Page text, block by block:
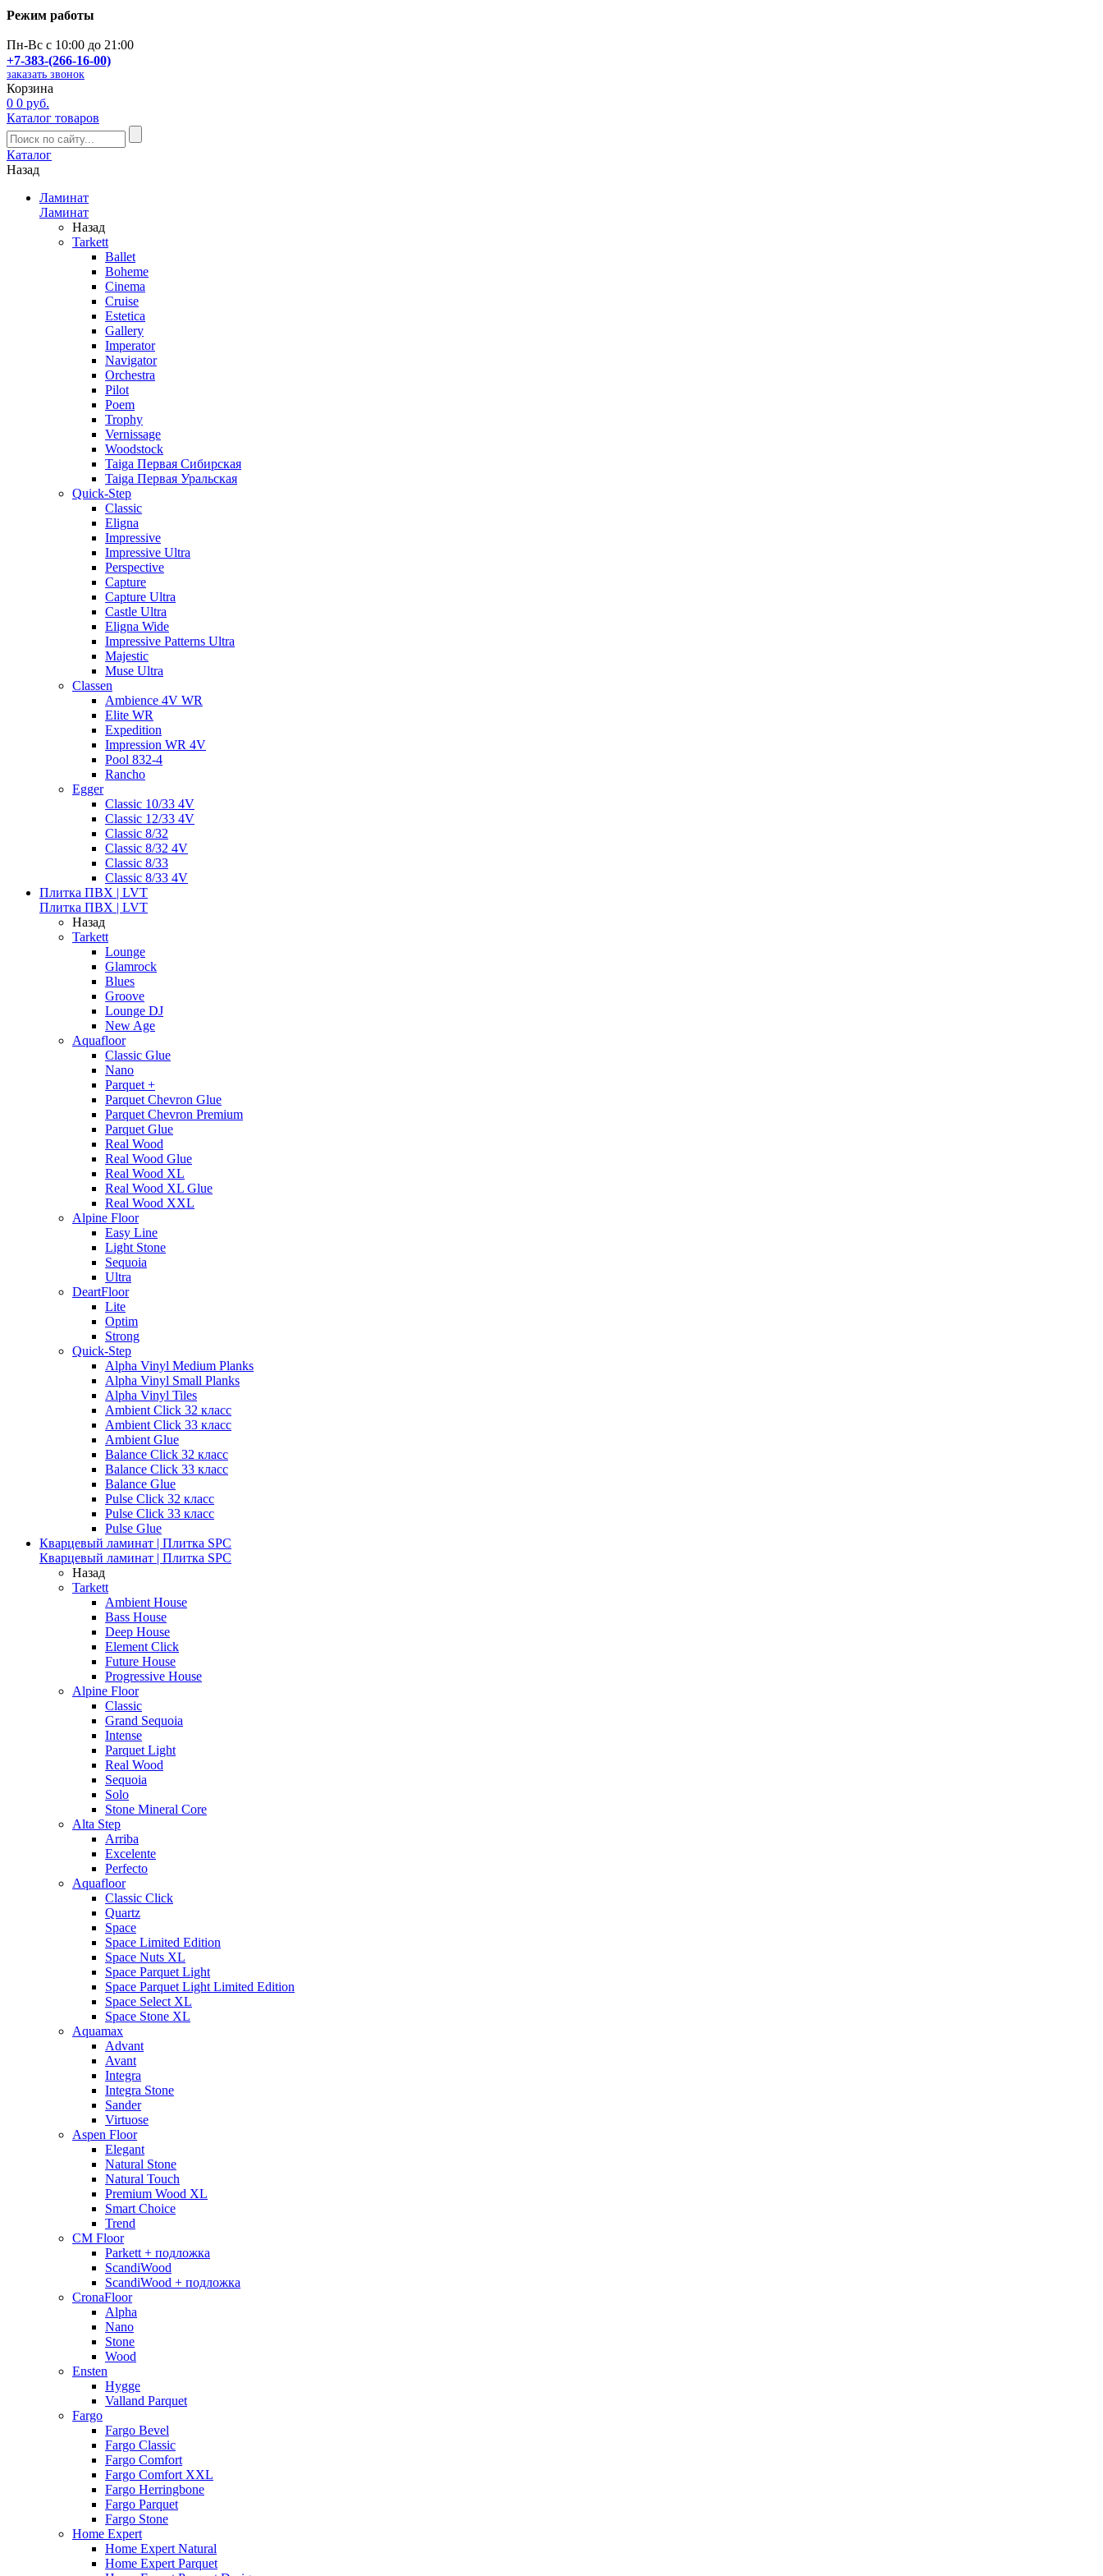
Режим работы
Пн-Вс с 10:00 до 21:00
+7-383-(266-16-00)
заказать звонок
Корзина
0 0 руб.
Каталог товаров
Каталог
Назад
Ламинат
Ламинат
Назад
Tarkett
Ballet
Boheme
Cinema
Cruise
Estetica
Gallery
Imperator
Navigator
Orchestra
Pilot
Poem
Trophy
Vernissage
Woodstock
Taiga Первая Сибирская
Taiga Первая Уральская
Quick-Step
Classic
Eligna
Impressive
Impressive Ultra
Perspective
Capture
Capture Ultra
Castle Ultra
Eligna Wide
Impressive Patterns Ultra
Majestic
Muse Ultra
Classen
Ambience 4V WR
Elite WR
Expedition
Impression WR 4V
Pool 832-4
Rancho
Egger
Classic 10/33 4V
Classic 12/33 4V
Classic 8/32
Classic 8/32 4V
Classic 8/33
Classic 8/33 4V
Плитка ПВХ | LVT
Плитка ПВХ | LVT
Назад
Tarkett
Lounge
Glamrock
Blues
Groove
Lounge DJ
New Age
Aquafloor
Classic Glue
Nano
Parquet +
Parquet Chevron Glue
Parquet Chevron Premium
Parquet Glue
Real Wood
Real Wood Glue
Real Wood XL
Real Wood XL Glue
Real Wood XXL
Alpine Floor
Easy Line
Light Stone
Sequoia
Ultra
DeartFloor
Lite
Optim
Strong
Quick-Step
Alpha Vinyl Medium Planks
Alpha Vinyl Small Planks
Alpha Vinyl Tiles
Ambient Click 32 класс
Ambient Click 33 класс
Ambient Glue
Balance Click 32 класс
Balance Click 33 класс
Balance Glue
Pulse Click 32 класс
Pulse Click 33 класс
Pulse Glue
Кварцевый ламинат | Плитка SPC
Кварцевый ламинат | Плитка SPC
Назад
Tarkett
Ambient House
Bass House
Deep House
Element Click
Future House
Progressive House
Alpine Floor
Classic
Grand Sequoia
Intense
Parquet Light
Real Wood
Sequoia
Solo
Stone Mineral Core
Alta Step
Arriba
Excelente
Perfecto
Aquafloor
Classic Click
Quartz
Space
Space Limited Edition
Space Nuts XL
Space Parquet Light
Space Parquet Light Limited Edition
Space Select XL
Space Stone XL
Aquamax
Advant
Avant
Integra
Integra Stone
Sander
Virtuose
Aspen Floor
Elegant
Natural Stone
Natural Touch
Premium Wood XL
Smart Choice
Trend
CM Floor
Parkett + подложка
ScandiWood
ScandiWood + подложка
CronaFloor
Alpha
Nano
Stone
Wood
Ensten
Hygge
Valland Parquet
Fargo
Fargo Bevel
Fargo Classic
Fargo Comfort
Fargo Comfort XXL
Fargo Herringbone
Fargo Parquet
Fargo Stone
Home Expert
Home Expert Natural
Home Expert Parquet